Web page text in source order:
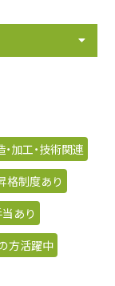
・加工・技術関連
格制度あり
あり
方活躍中